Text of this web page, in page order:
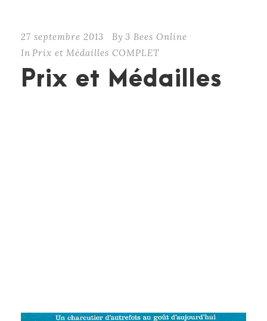
27 septembre 2013 By 3 Bees Online
In Prix et Médailles COMPLET
Prix et Médailles